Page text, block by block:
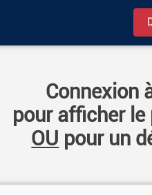
Connexion
pour afficher le
OU pour un